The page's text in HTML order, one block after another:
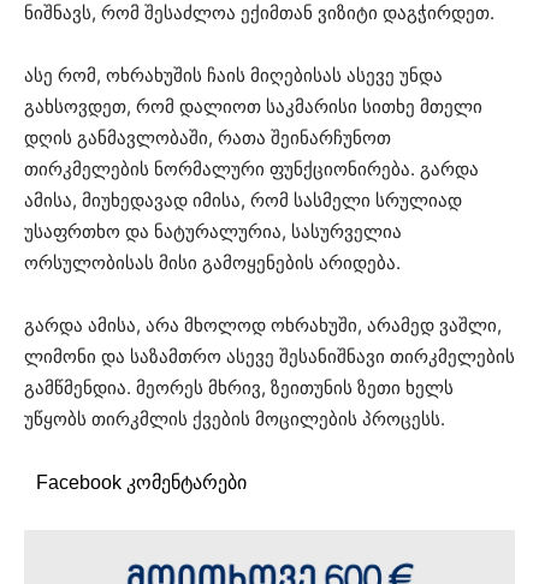
ნიშნავს, რომ შესაძლოა ექიმთან ვიზიტი დაგჭირდეთ.
ასე რომ, ოხრახუშის ჩაის მიღებისას ასევე უნდა
გახსოვდეთ, რომ დალიოთ საკმარისი სითხე მთელი
დღის განმავლობაში, რათა შეინარჩუნოთ
თირკმელების ნორმალური ფუნქციონირება. გარდა
ამისა, მიუხედავად იმისა, რომ სასმელი სრულიად
უსაფრთხო და ნატურალურია, სასურველია
ორსულობისას მისი გამოყენების არიდება.
გარდა ამისა, არა მხოლოდ ოხრახუში, არამედ ვაშლი,
ლიმონი და საზამთრო ასევე შესანიშნავი თირკმელების
გამწმენდია. მეორეს მხრივ, ზეითუნის ზეთი ხელს
უწყობს თირკმლის ქვების მოცილების პროცესს.
Facebook კომენტარები